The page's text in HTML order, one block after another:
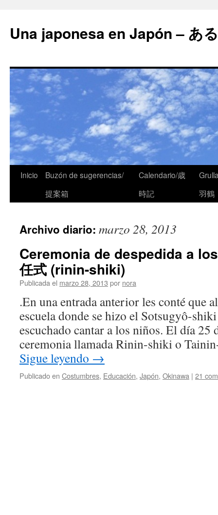
Una japonesa en Japón – あ
Inicio
Buzón de sugerencias/
提案箱
Calendario/歳
時記
羽鶴
Archivo diario: marzo 28, 2013
Ceremonia de despedida a
任式 (rinin-shiki)
Publicada el marzo 28, 2013 por nora
.En una entrada anterior les conté que
escuela donde se hizo el Sotsugyô-
escuchado cantar a los niños. El día 25
ceremonia llamada Rinin-shiki o
Sigue leyendo →
Publicado en Costumbres, Educación, Japón, Okinawa | 21